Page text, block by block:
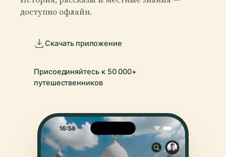
доступно офлайн.
Скачать приложение
Присоединяйтесь к 50 000+
путешественников